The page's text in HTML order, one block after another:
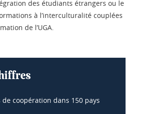
des étudiants étrangers ou le
à l’interculturalité couplées
de l’UGA.
de coopération dans 150 pays